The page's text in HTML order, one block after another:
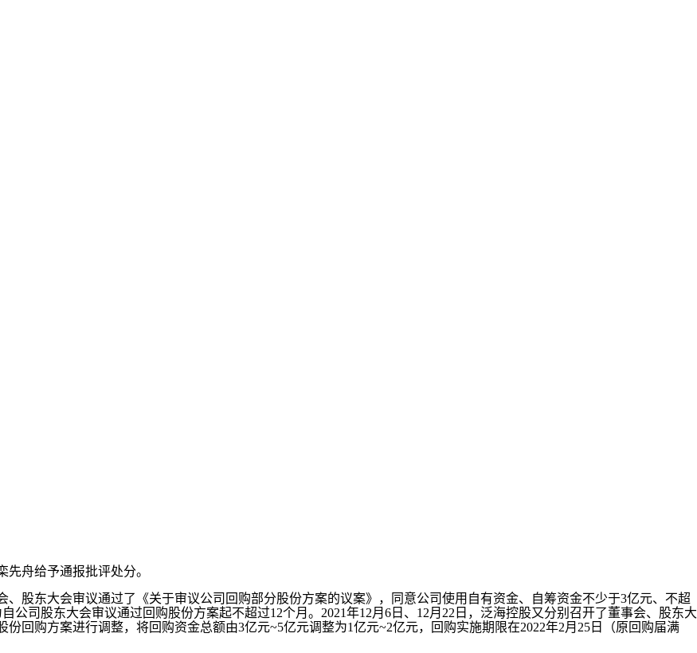
舟给予通报批评处分。
股东大会审议通过了《关于审议公司回购部分股份方案的议案》，同意公司使用自有资金、自筹资金不少于3亿元、不超
公司股东大会审议通过回购股份方案起不超过12个月。2021年12月6日、12月22日，泛海控股又分别召开了董事会、股东大
回购方案进行调整，将回购资金总额由3亿元~5亿元调整为1亿元~2亿元，回购实施期限在2022年2月25日（原回购届满